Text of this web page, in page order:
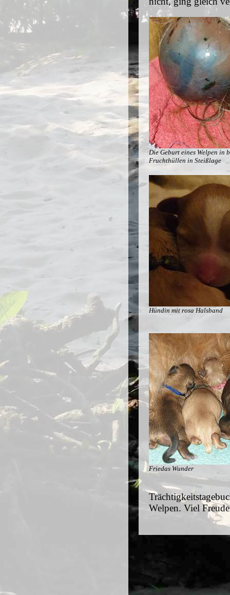
Die Geburt eines Welpen in
Fruchthüllen in Steißlage
Hündin mit rosa Halsband
Friedas Wunder
Welpen. Viel